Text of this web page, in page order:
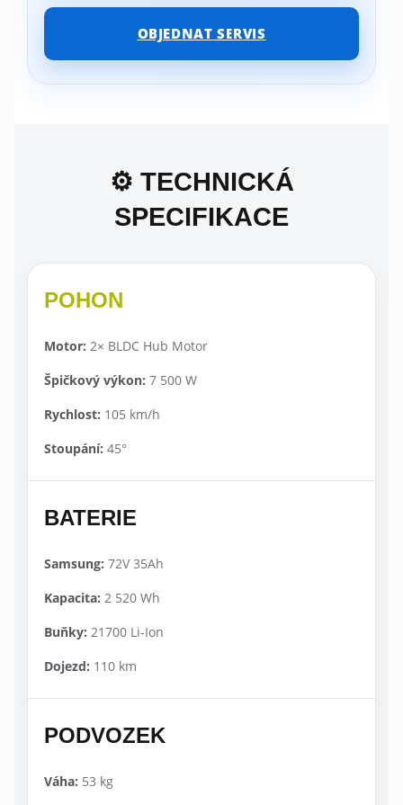
OBJEDNAT SERVIS
⚙️ TECHNICKÁ
SPECIFIKACE
POHON
Motor: 2× BLDC Hub Motor
Špičkový výkon: 7 500 W
Rychlost: 105 km/h
Stoupání: 45°
BATERIE
Samsung: 72V 35Ah
Kapacita: 2 520 Wh
Buňky: 21700 Li-Ion
Dojezd: 110 km
PODVOZEK
Váha: 53 kg